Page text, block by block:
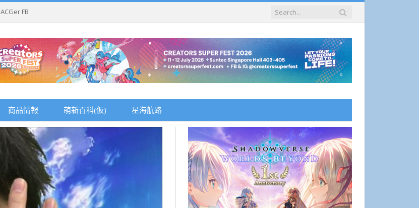
ACGer FB
商品情報 萌新百科(仮) 星海航路